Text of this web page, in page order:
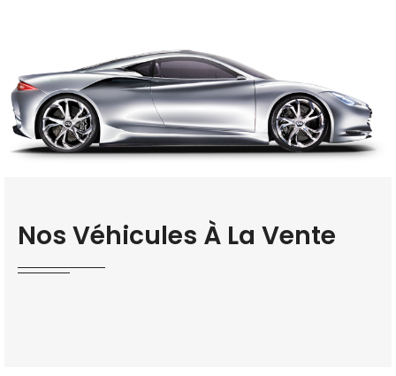
Nos Véhicules À La Vente